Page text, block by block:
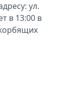
ул.
в 13:00 в